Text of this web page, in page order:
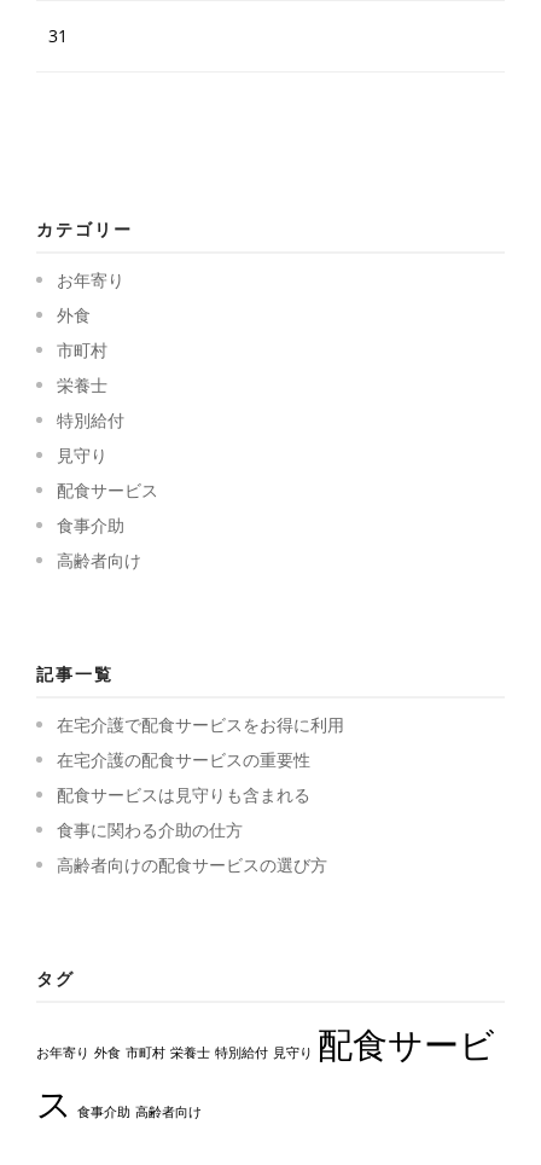
31
カテゴリー
お年寄り
外食
市町村
栄養士
特別給付
見守り
配食サービス
食事介助
高齢者向け
記事一覧
在宅介護で配食サービスをお得に利用
在宅介護の配食サービスの重要性
配食サービスは見守りも含まれる
食事に関わる介助の仕方
高齢者向けの配食サービスの選び方
タグ
お年寄り 外食 市町村 栄養士 特別給付 見守り 配食サービ
ス 食事介助 高齢者向け